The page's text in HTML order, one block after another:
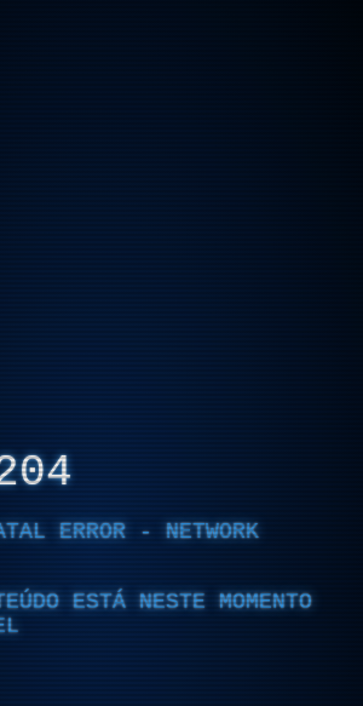
ERROR - NETWORK
ESTÁ NESTE MOMENTO